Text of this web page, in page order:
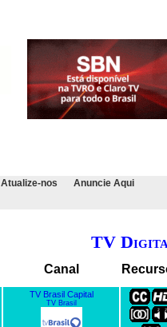
Atualize-nos
Anuncie Aqui
TV
Canal
TV Brasil Capital
TV Brasil